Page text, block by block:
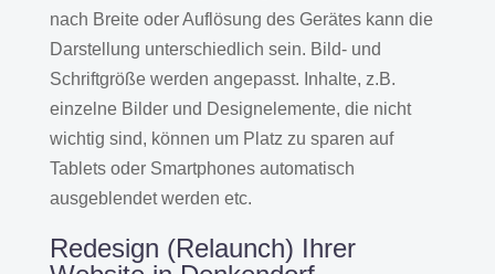
nach Breite oder Auflösung des Gerätes kann die
Darstellung unterschiedlich sein. Bild- und
Schriftgröße werden angepasst. Inhalte, z.B.
einzelne Bilder und Designelemente, die nicht
wichtig sind, können um Platz zu sparen auf
Tablets oder Smartphones automatisch
ausgeblendet werden etc.
Redesign (Relaunch) Ihrer